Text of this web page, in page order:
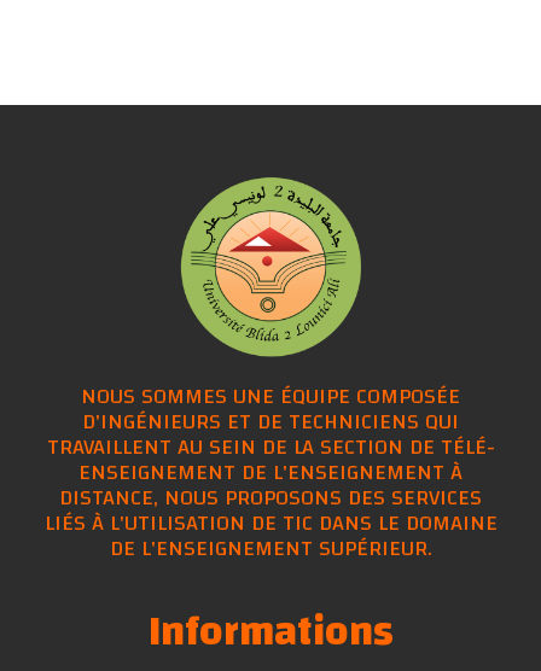
NOUS SOMMES UNE ÉQUIPE COMPOSÉE
D'INGÉNIEURS ET DE TECHNICIENS QUI
TRAVAILLENT AU SEIN DE LA SECTION DE TÉLÉ-
ENSEIGNEMENT DE L'ENSEIGNEMENT À
DISTANCE, NOUS PROPOSONS DES SERVICES
LIÉS À L'UTILISATION DE TIC DANS LE DOMAINE
DE L'ENSEIGNEMENT SUPÉRIEUR.
Informations